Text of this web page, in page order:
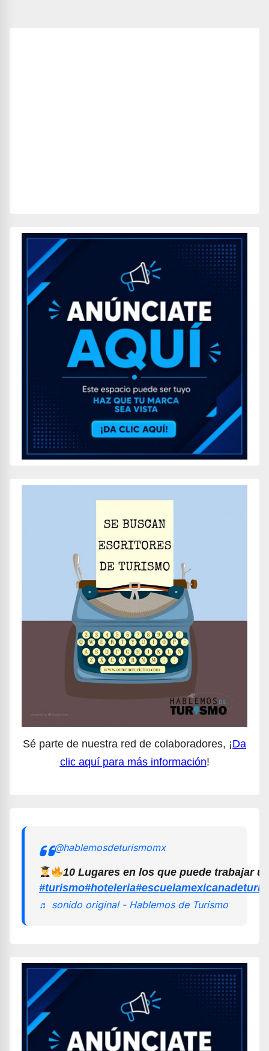
Sé parte de nuestra red de colaboradores, ¡Da
clic aquí para más información!
@hablemosdeturismomx
10 Lugares en los que puede trabajar
#turismo#hoteleria
♬ sonido original - Hablemos de Turismo